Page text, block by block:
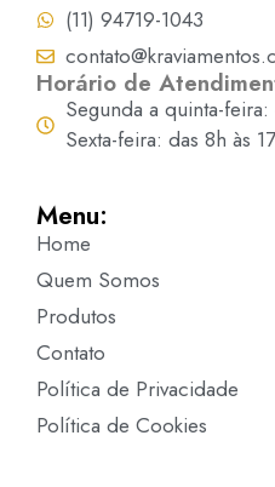
(11) 94719-1043
Horário de
Segunda a quinta-feira:
Sexta-feira: das 8h às
Menu:
Home
Quem Somos
Produtos
Contato
Política de Privacidade
Política de Cookies